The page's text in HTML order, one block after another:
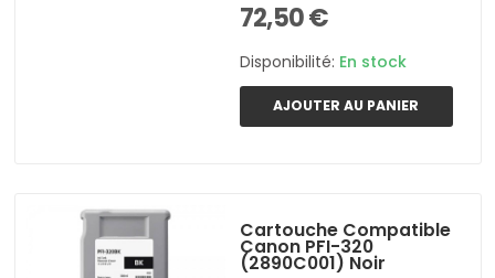
72,50 €
Disponibilité: En stock
AJOUTER AU PANIER
Cartouche Compatible
Canon PFI-320
(2890C001) Noir